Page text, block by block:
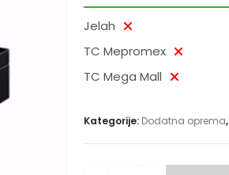
Jelah
TC Mepromex
TC Mega Mall
Kategorije: Dodatna oprema,